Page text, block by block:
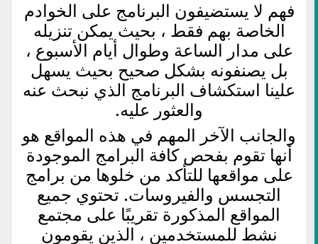
فهم لا يستضيفون البرنامج على الخوادم
الخاصة بهم فقط ، بحيث يمكن تنزيله
على مدار الساعة وطوال أيام الأسبوع ،
بل يصنفونه بشكل صحيح بحيث يسهل
علينا استكشاف البرنامج الذي نبحث عنه
والعثور عليه.
والجانب الآخر المهم في هذه المواقع هو
أنها تقوم بفحص كافة البرامج الموجودة
على مواقعها للتأكد من خلوها من برامج
التجسس والفيروسات. تحتوي جميع
المواقع المذكورة تقريبًا على مجتمع
نشط للمستخدمين ، الذين يقومون